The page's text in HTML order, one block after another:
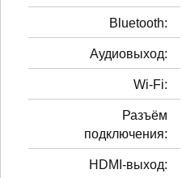
Bluetooth:
Аудиовыход:
Wi-Fi:
Разъём
подключения:
HDMI-выход: